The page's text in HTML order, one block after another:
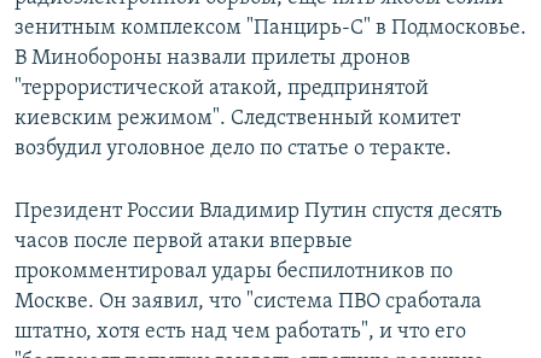
зенитным комплексом "Панцирь-С" в Подмосковье.
В Минобороны назвали прилеты дронов
"террористической атакой, предпринятой
киевским режимом". Следственный комитет
возбудил уголовное дело по статье о теракте.
Президент России Владимир Путин спустя десять
часов после первой атаки впервые
прокомментировал удары беспилотников по
Москве. Он заявил, что "система ПВО сработала
штатно, хотя есть над чем работать", и что его